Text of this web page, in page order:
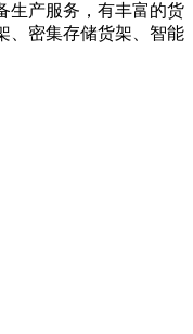
生产服务，有丰富的货
、密集存储货架、智能